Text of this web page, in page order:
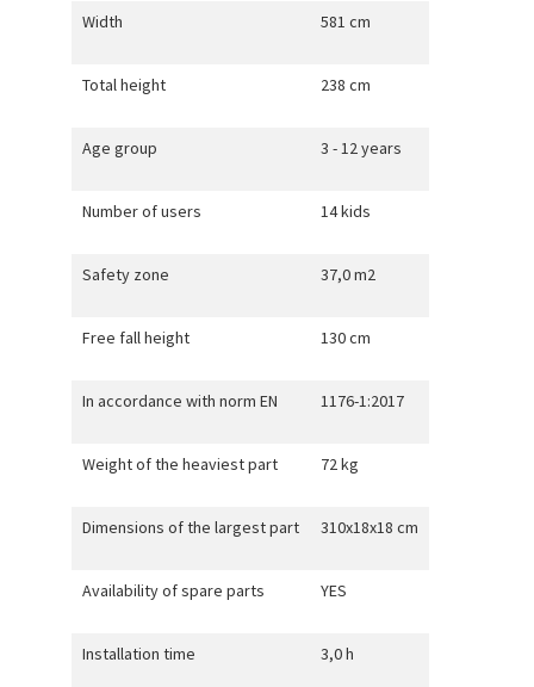
Width 581 cm
Total height 238 cm
Age group 3 - 12 years
Number of users 14 kids
Safety zone 37,0 m2
Free fall height 130 cm
In accordance with norm EN 1176-1:2017
Weight of the heaviest part 72 kg
Dimensions of the largest part 310x18x18 cm
Availability of spare parts YES
Installation time 3,0 h